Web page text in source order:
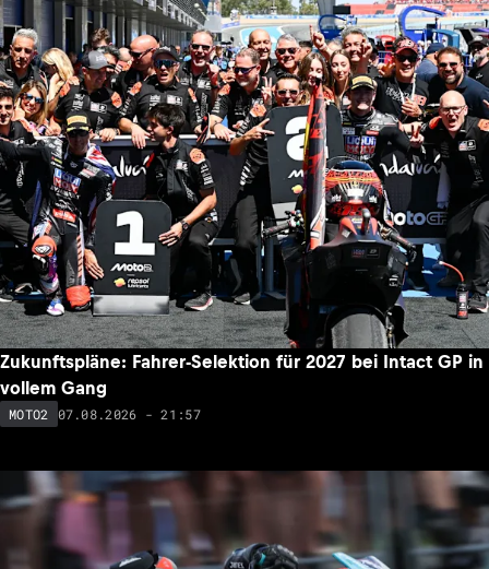
Zukunftspläne: Fahrer-Selektion für 2027 bei Intact GP in
vollem Gang
MOTO2 07.08.2026 - 21:57